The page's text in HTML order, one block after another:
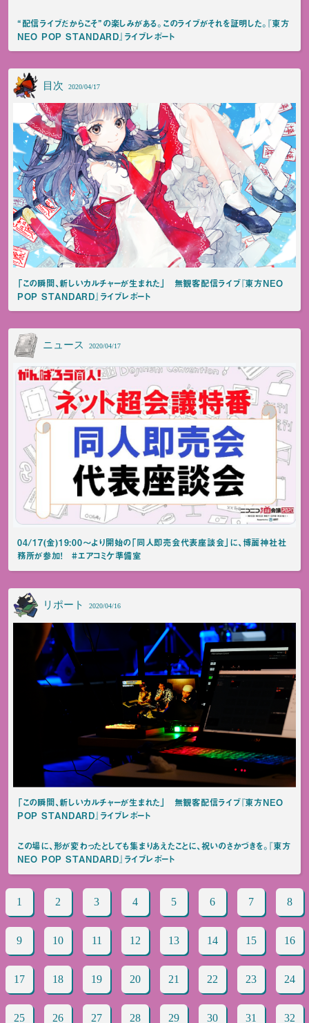
“配信ライブだからこそ”の楽しみがある。このライブがそれを証明した。『東方
NEO POP STANDARD』ライブレポート
目次 2020/04/17
「この瞬間、新しいカルチャーが生まれた」 無観客配信ライブ『東方NEO
POP STANDARD』ライブレポート
ニュース 2020/04/17
04/17(金)19:00～より開始の「同人即売会代表座談会」に、博麗神社社
務所が参加！ #エアコミケ準備室
リポート 2020/04/16
「この瞬間、新しいカルチャーが生まれた」 無観客配信ライブ『東方NEO
POP STANDARD』ライブレポート
この場に、形が変わったとしても集まりあえたことに、祝いのさかづきを。『東方
NEO POP STANDARD』ライブレポート
1 2 3 4 5 6 7 8
9 10 11 12 13 14 15 16
17 18 19 20 21 22 23 24
25 26 27 28 29 30 31 32